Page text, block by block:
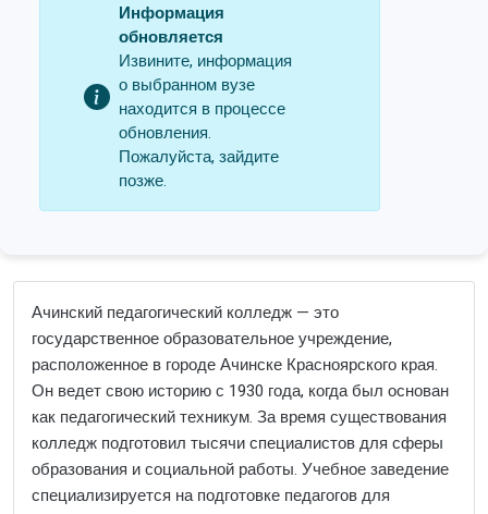
Информация
обновляется
Извините, информация
о выбранном вузе
находится в процессе
обновления.
Пожалуйста, зайдите
позже.
Ачинский педагогический колледж — это
государственное образовательное учреждение,
расположенное в городе Ачинске Красноярского края.
Он ведет свою историю с 1930 года, когда был основан
как педагогический техникум. За время существования
колледж подготовил тысячи специалистов для сферы
образования и социальной работы. Учебное заведение
специализируется на подготовке педагогов для